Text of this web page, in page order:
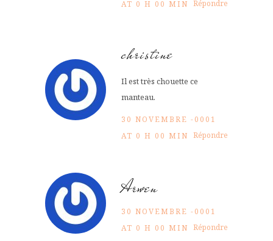
AT 0 H 00 MIN Répondre
christine
Il est très chouette ce
manteau.
30 NOVEMBRE -0001
AT 0 H 00 MIN Répondre
Arwen
30 NOVEMBRE -0001
AT 0 H 00 MIN Répondre